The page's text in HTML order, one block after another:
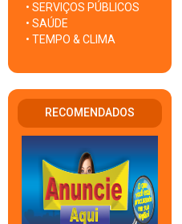
• SERVIÇOS PÚBLICOS
• SAÚDE
• TEMPO & CLIMA
RECOMENDADOS